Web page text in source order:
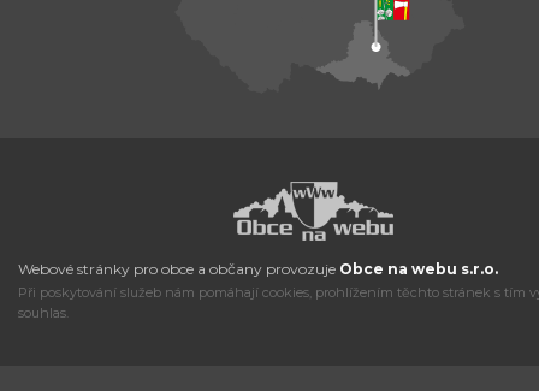
Webové stránky pro obce a občany provozuje Obce na webu s.r.o.
Při poskytování služeb nám pomáhají cookies, prohlížením těchto stránek s tím
souhlas.